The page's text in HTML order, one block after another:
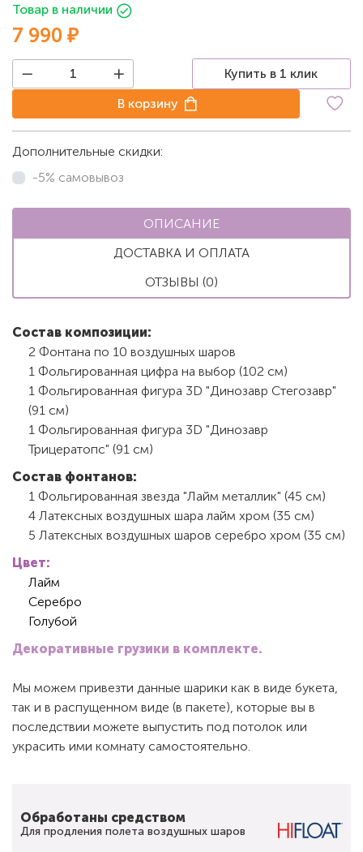
Товар в наличии
7 990 ₽
Купить в 1 клик
В корзину
Дополнительные скидки:
-5% самовывоз
ОПИСАНИЕ
ДОСТАВКА И ОПЛАТА
ОТЗЫВЫ (0)
Состав композиции:
2 Фонтана по 10 воздушных шаров
1 Фольгированная цифра на выбор (102 см)
1 Фольгированная фигура 3D "Динозавр Стегозавр"
(91 см)
1 Фольгированная фигура 3D "Динозавр
Трицератопс" (91 см)
Состав фонтанов:
1 Фольгированная звезда "Лайм металлик" (45 см)
4 Латексных воздушных шара лайм хром (35 см)
5 Латексных воздушных шаров серебро хром (35 см)
Цвет:
Лайм
Серебро
Голубой
Декоративные грузики в комплекте.
Мы можем привезти данные шарики как в виде букета,
так и в распущенном виде (в пакете), которые вы в
последствии можете выпустить под потолок или
украсить ими комнату самостоятельно.
Обработаны средством
Для продления полета воздушных шаров